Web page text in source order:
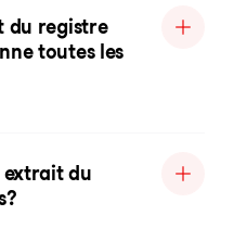
du registre
toutes les
extrait du